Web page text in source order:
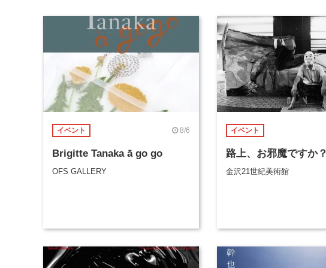
イベント 8/6
Brigitte Tanaka ā go go
OFS GALLERY
イベント
路上、お邪魔ですか？
金沢21世紀美術館